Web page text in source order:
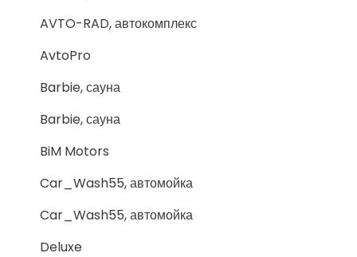
AVTO-RAD, автокомплекс
AvtoPro
Barbie, сауна
Barbie, сауна
BiM Motors
Car_Wash55, автомойка
Car_Wash55, автомойка
Deluxe